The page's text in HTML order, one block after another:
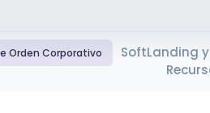
Orden Corporativo SoftLanding